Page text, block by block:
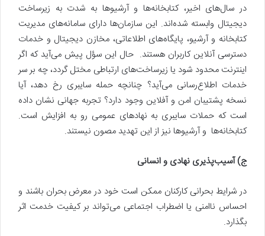
در سال‌های اخیر، کتابخانه‌ها و آرشیوها به شدت به زیرساخت
دیجیتال وابسته شده‌اند. این سازمان‌ها دارای سامانه‌های مدیریت
کتابخانه و آرشیو، پایگاه‌های اطلاعاتی، مخازن دیجیتال و خدمات
دسترسی آنلاین کاربران هستند. حال این سؤل پیش می‌آید که اگر
اینترنت محدود شود یا زیرساخت‌های ارتباطی مختل گردد، چه بر سر
خدمات اطلاع‌رسانی می‌آید؟ چنانچه حمله سایبری رخ دهد، آیا
نسخه پشتیبان امن و آفلاین وجود دارد؟ تجربه جهانی نشان داده
است که حملات سایبری به نهادهای عمومی رو به افزایش است.
کتابخانه‌ها و آرشیوها نیز از این تهدید مصون نیستند.
ج) آسیب‌پذیری نهادی و انسانی
در شرایط بحرانی کارکنان ممکن است خود در معرض بحران باشند و
احساس ناامنی یا اضطراب اجتماعی می‌تواند بر کیفیت خدمت اثر
بگذارد.